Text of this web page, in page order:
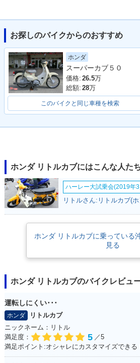
2007年 Little Cub
セルフスターター併
用・マイナーチェン
ジ
2007年 Little Cub
キックタイプ・マイ
ナーチェンジ
Special キックタイ
プ・特別・限定仕様
セルフスターター併
用・カラーチェンジ
2002年 Little Cub
2001年 Little Cub
キックタイプ・カラ
2000年 Little Cub
セルフスターター併
お探しのバイクからのおすすめ
ホンダ
スーパーカブ５０
価格: 26.5万
総額: 28万
このバイクと同じ車種を検索
ホンダ リトルカブにはこんな人た
ハーレー大試乗会(2019年
リトルさん:リトルカブ(
ホンダ リトルカブに乗っている
見る
ホンダ リトルカブのバイクレビュ
運転しにくい･･･
ホンダ
リトルカブ
ニックネーム：リトル
満足度：
5 ／5
満足ポイント:オシャレにカスタマイズできる